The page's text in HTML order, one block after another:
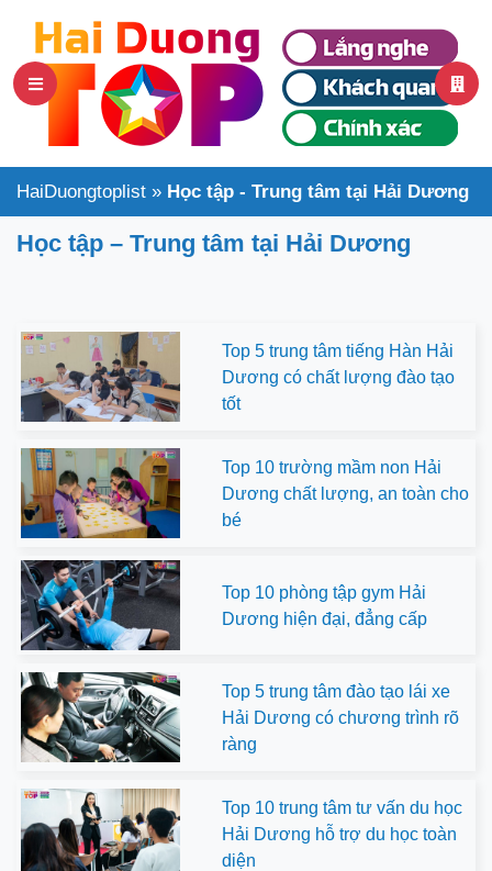
HaiDuongtoplist » Học tập - Trung tâm tại Hải Dương
Học tập – Trung tâm tại Hải Dương
Top 5 trung tâm tiếng Hàn Hải
Dương có chất lượng đào tạo
tốt
Top 10 trường mầm non Hải
Dương chất lượng, an toàn cho
bé
Top 10 phòng tập gym Hải
Dương hiện đại, đẳng cấp
Top 5 trung tâm đào tạo lái xe
Hải Dương có chương trình rõ
ràng
Top 10 trung tâm tư vấn du học
Hải Dương hỗ trợ du học toàn
diện